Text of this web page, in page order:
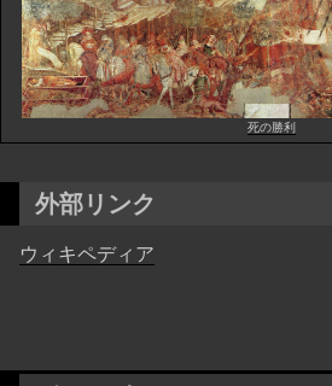
死の勝利
外部リンク
ウィキペディア